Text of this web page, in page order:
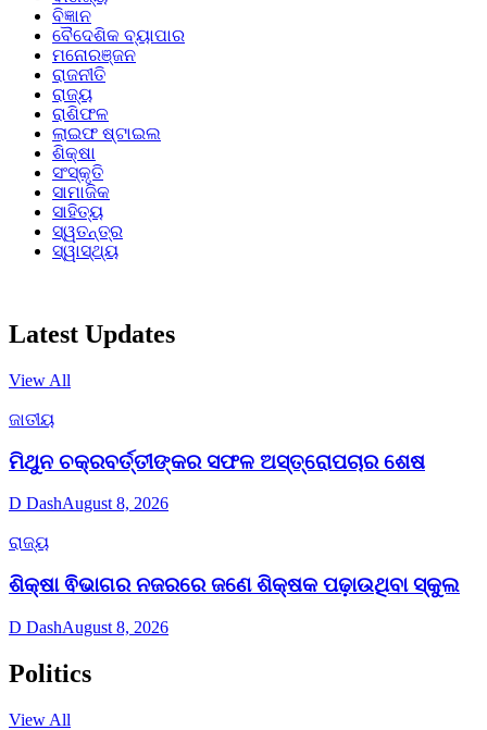
ବିଜ୍ଞାନ
ବୈଦେଶିକ ବ୍ୟାପାର
ମନୋରଞ୍ଜନ
ରାଜନୀତି
ରାଜ୍ୟ
ରାଶିଫଳ
ଲାଇଫ ଷ୍ଟାଇଲ
ଶିକ୍ଷା
ସଂସ୍କୃତି
ସାମାଜିକ
ସାହିତ୍ୟ
ସ୍ୱତନ୍ତ୍ର
ସ୍ୱାସ୍ଥ୍ୟ
Latest Updates
View All
ଜାତୀୟ
ମିଥୁନ ଚକ୍ରବର୍ତ୍ତୀଙ୍କର ସଫଳ ଅସ୍ତ୍ରୋପଚାର ଶେଷ
D DashAugust 8, 2026
ରାଜ୍ୟ
ଶିକ୍ଷା ଵିଭାଗର ନଜରରେ ଜଣେ ଶିକ୍ଷକ ପଢ଼ାଉଥିବା ସ୍କୁଲ
D DashAugust 8, 2026
Politics
View All